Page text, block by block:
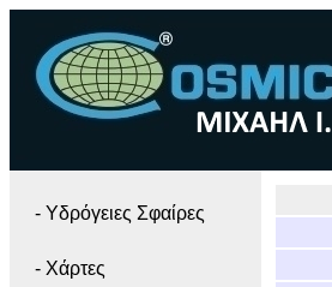
- Yδρόγειες Σφαίρες
- Χάρτες